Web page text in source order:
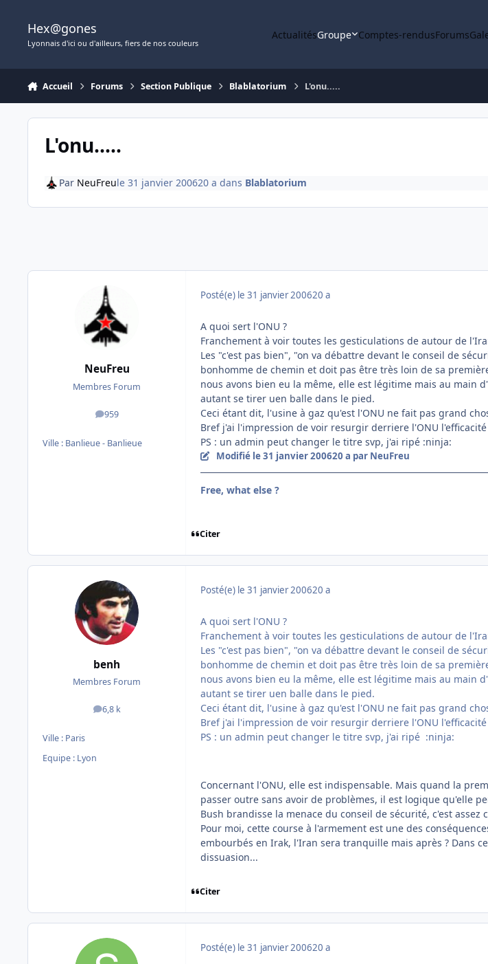
Hex@gones
Lyonnais d'ici ou d'ailleurs, fiers de nos couleurs
ActualitésGroupe Comptes-rendusForums
Accueil Forums Section Publique Blablatorium L'onu.....
L'onu.....
Par NeuFreule 31 janvier 200620 a dans Blablatorium
NeuFreu
Membres Forum
959
messages
Ville : Banlieue - Banlieue
Posté(e) le 31 janvier 200620 a
A quoi sert l'ONU ?
Franchement à voir toutes les gesticulations de autour de
Les "c'est pas bien", "on va débattre devant le conseil de
bonhomme de chemin et doit pas être très loin de sa
nous avons bien eu la même, elle est légitime mais au
autant se tirer uen balle dans le pied.
Ceci étant dit, l'usine à gaz qu'est l'ONU ne fait pas grand
Bref j'ai l'impression de voir resurgir derriere l'ONU l'efficacité
PS : un admin peut changer le titre svp, j'ai ripé :ninja:
Modifié le 31 janvier 200620 a par NeuFreu
Free, what else ?
Citer
benh
Membres Forum
6,8 k
messages
Ville : Paris
Equipe : Lyon
Posté(e) le 31 janvier 200620 a
A quoi sert l'ONU ?
Franchement à voir toutes les gesticulations de autour de
Les "c'est pas bien", "on va débattre devant le conseil de
bonhomme de chemin et doit pas être très loin de sa
nous avons bien eu la même, elle est légitime mais au
autant se tirer uen balle dans le pied.
Ceci étant dit, l'usine à gaz qu'est l'ONU ne fait pas grand
Bref j'ai l'impression de voir resurgir derriere l'ONU l'efficacité
PS : un admin peut changer le titre svp, j'ai ripé :ninja:
Concernant l'ONU, elle est indispensable. Mais quand la
passer outre sans avoir de problèmes, il est logique qu'elle
Bush brandisse la menace du conseil de sécurité, c'est assez
Pour moi, cette course à l'armement est une des
embourbés en Irak, l'Iran sera tranquille mais après ? Dans
dissuasion...
Citer
Posté(e) le 31 janvier 200620 a